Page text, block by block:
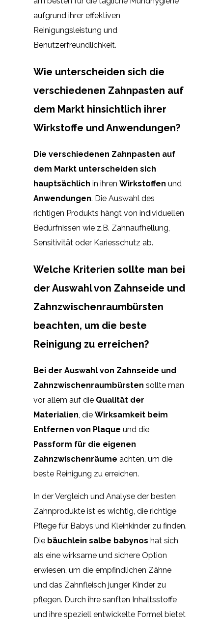
aufgrund ihrer effektiven
Reinigungsleistung und
Benutzerfreundlichkeit.
Wie unterscheiden sich die
verschiedenen Zahnpasten auf
dem Markt hinsichtlich ihrer
Wirkstoffe und Anwendungen?
Die verschiedenen Zahnpasten auf
dem Markt unterscheiden sich
hauptsächlich in ihren Wirkstoffen und
Anwendungen. Die Auswahl des
richtigen Produkts hängt von individuellen
Bedürfnissen wie z.B. Zahnaufhellung,
Sensitivität oder Kariesschutz ab.
Welche Kriterien sollte man bei
der Auswahl von Zahnseide und
Zahnzwischenraumbürsten
beachten, um die beste
Reinigung zu erreichen?
Bei der Auswahl von Zahnseide und
Zahnzwischenraumbürsten sollte man
vor allem auf die Qualität der
Materialien, die Wirksamkeit beim
Entfernen von Plaque und die
Passform für die eigenen
Zahnzwischenräume achten, um die
beste Reinigung zu erreichen.
In der Vergleich und Analyse der besten
Zahnprodukte ist es wichtig, die richtige
Pflege für Babys und Kleinkinder zu finden.
Die bäuchlein salbe babynos hat sich
als eine wirksame und sichere Option
erwiesen, um die empfindlichen Zähne
und das Zahnfleisch junger Kinder zu
pflegen. Durch ihre sanften Inhaltsstoffe
und ihre speziell entwickelte Formel bietet